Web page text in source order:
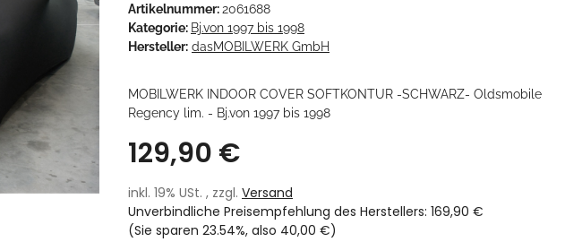
Artikelnummer:2061688
Kategorie: Bj.von 1997 bis 1998
Hersteller: dasMOBILWERK GmbH
MOBILWERK INDOOR COVER SOFTKONTUR -SCHWARZ- Oldsmobile
Regency lim. - Bj.von 1997 bis 1998
129,90 €
inkl. 19% USt. , zzgl. Versand
Unverbindliche Preisempfehlung des Herstellers: 169,90 €
(Sie sparen 23.54%, also 40,00 €)